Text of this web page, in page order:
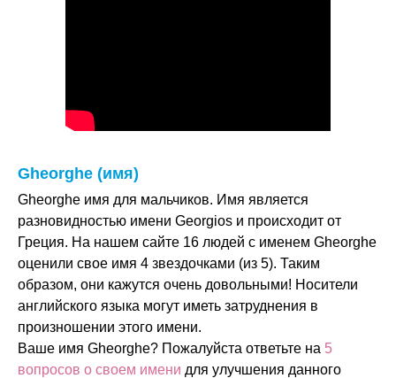
Gheorghe (имя)
Gheorghe имя для мальчиков. Имя является
разновидностью имени Georgios и происходит от
Греция. На нашем сайте 16 людей с именем Gheorghe
оценили свое имя 4 звездочками (из 5). Таким
образом, они кажутся очень довольными! Носители
английского языка могут иметь затруднения в
произношении этого имени.
Ваше имя Gheorghe? Пожалуйста ответьте на 5
вопросов о своем имени для улучшения данного